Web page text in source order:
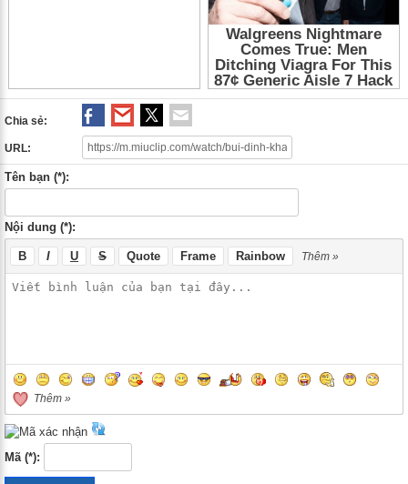
Chia sẻ:
URL:
Tên bạn (*):
Nội dung (*):
B I U S Quote Frame Rainbow Thêm »
Thêm »
Mã (*):